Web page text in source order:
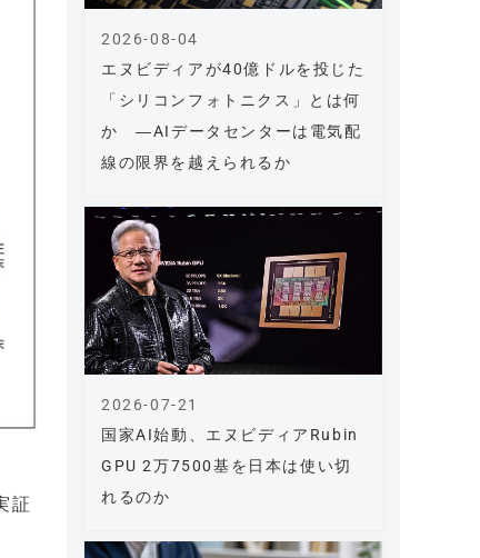
証
エヌビディアが40億ドルを投じた
「シリコンフォトニクス」とは何
か ―AIデータセンターは電気配
線の限界を越えられるか
2026-08-04
国家AI始動、エヌビディアRubin
GPU 2万7500基を日本は使い切
れるのか
2026-07-21